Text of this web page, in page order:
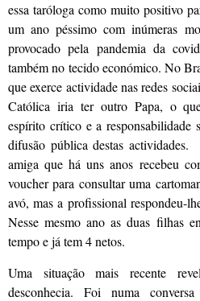
essa taróloga como muito positivo
um ano péssimo com inúmeras
provocado pela pandemia da
também no tecido económico. No
que exerce actividade nas redes
Católica iria ter outro Papa, o
espírito crítico e a responsabilidade
difusão pública destas
amiga que há uns anos recebeu
voucher para consultar uma
avó, mas a profissional respondeu-
Nesse mesmo ano as duas filhas
tempo e já tem 4 netos.
Uma situação mais recente
desconhecia. Foi numa